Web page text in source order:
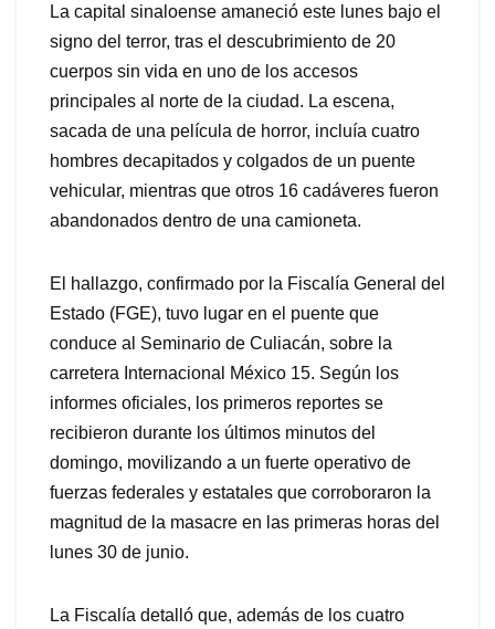
La capital sinaloense amaneció este lunes bajo el
signo del terror, tras el descubrimiento de 20
cuerpos sin vida en uno de los accesos
principales al norte de la ciudad. La escena,
sacada de una película de horror, incluía cuatro
hombres decapitados y colgados de un puente
vehicular, mientras que otros 16 cadáveres fueron
abandonados dentro de una camioneta.
El hallazgo, confirmado por la Fiscalía General del
Estado (FGE), tuvo lugar en el puente que
conduce al Seminario de Culiacán, sobre la
carretera Internacional México 15. Según los
informes oficiales, los primeros reportes se
recibieron durante los últimos minutos del
domingo, movilizando a un fuerte operativo de
fuerzas federales y estatales que corroboraron la
magnitud de la masacre en las primeras horas del
lunes 30 de junio.
La Fiscalía detalló que, además de los cuatro